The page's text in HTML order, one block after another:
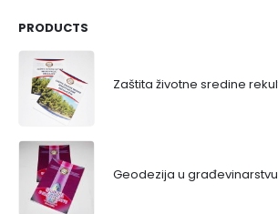
PRODUCTS
Geodezija u građevinarstvu